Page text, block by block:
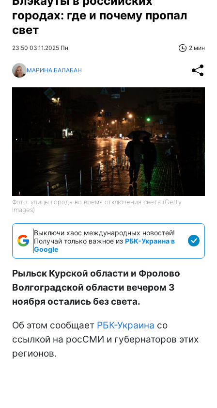
городах: где и почему пропал
свет
23:50 03.11.2025 Пн 2 мин
МАРИНА БАЛАБАН
Фото: улицы города во время отключения света (Getty
Images)
Выключи хаос международных новостей!
Получай только важное из РБК-Украина в
Google
Рыльск Курской области и Фролово
Волгоградской области вечером 3
ноября остались без света.
Об этом сообщает РБК-Украина со
ссылкой на росСМИ и губернаторов этих
регионов.